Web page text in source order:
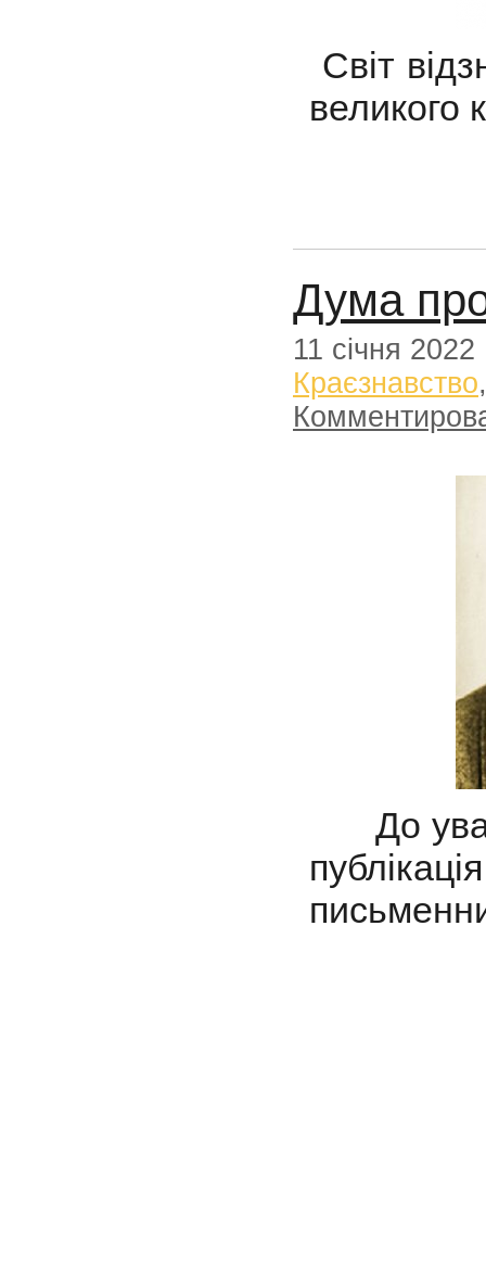
Світ
великого
Дума
11 січня 2022
Краєзнавство
До